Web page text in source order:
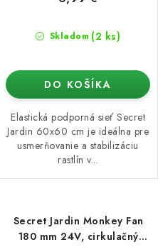
Skladom (2 ks)
DO KOŠÍKA
Elastická podporná sieť Secret
Jardin 60x60 cm je ideálna pre
usmerňovanie a stabilizáciu
rastlín v...
Secret Jardin Monkey Fan
180 mm 24V, cirkulačný